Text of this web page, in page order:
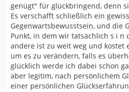
genügt" für glückbringend, denn
Es verschafft schließlich ein
Gegenwartsbewusstsein, und die
Punkt, in dem wir tatsächlich s i n
andere ist zu weit weg und kostet
um es zu verändern, falls es
glücklich werde ich dabei schon
aber legitim, nach persönlichem
einer persönlichen